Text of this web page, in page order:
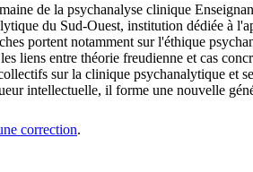
de la psychanalyse clinique
du Sud-Ouest, institution dédiée à
portent notamment sur l'éthique
liens entre théorie freudienne et cas
sur la clinique psychanalytique et
intellectuelle, il forme une nouvelle
correction.